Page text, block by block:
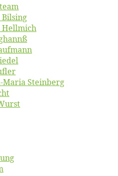
Hellmich
Ma­ria Steinberg